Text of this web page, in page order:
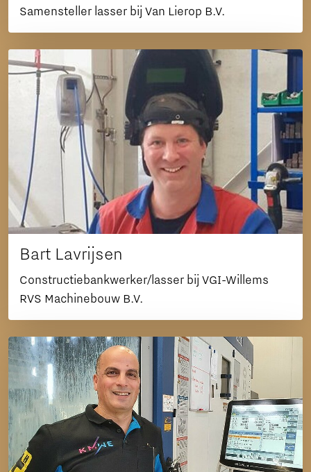
Samensteller lasser bij Van Lierop B.V.
Bart Lavrijsen
Constructiebankwerker/lasser bij VGI-Willems
RVS Machinebouw B.V.